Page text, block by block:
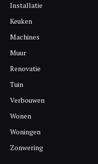
Installatie
Keuken
Machines
Muur
Renovatie
Tuin
Verbouwen
Wonen
Woningen
Zonwering